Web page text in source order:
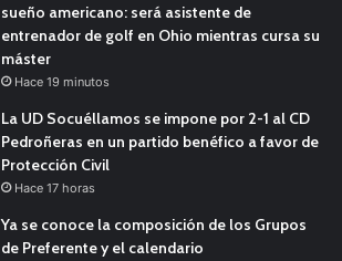
sueño americano: será asistente de
entrenador de golf en Ohio mientras cursa su
máster
Hace 19 minutos
La UD Socuéllamos se impone por 2-1 al CD
Pedroñeras en un partido benéfico a favor de
Protección Civil
Hace 17 horas
Ya se conoce la composición de los Grupos
de Preferente y el calendario